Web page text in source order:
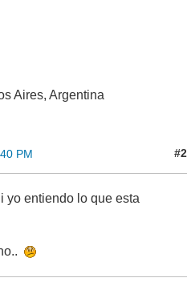
Aires, Argentina
PM #2
yo entiendo lo que esta